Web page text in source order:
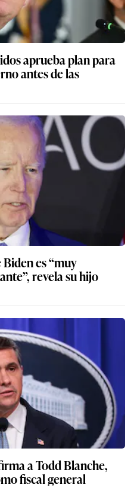
aprueba plan para
antes de las
Biden es “muy
revela su hijo
a Todd Blanche,
fiscal general